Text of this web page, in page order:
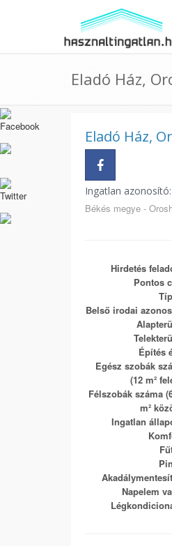
Eladó Ház,
Eladó Ház,
Ingatlan
Békés megye -
Hirdetés
Pontos
Belső irodai
Építés
Egész szobák
(12 m²
Félszobák száma
m²
Ingatlan
Napelem